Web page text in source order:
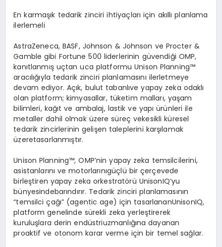
Enkarmaşık tedarik zinciri ihtiyaçları için akıllı planlama
ilerlemeli
AstraZeneca, BASF, Johnson & Johnson ve Procter &
Gamblegibi Fortune 500 liderlerinin güvendiği OMP,
kanıtlanmış uçtanuca platformu Unison Planning™
aracılığıyla tedarik zinciri planlamasını ilerletmeye
devam ediyor. Açık, bulut tabanlıve yapay zeka odaklı
olan platform; kimyasallar, tüketim malları, yaşam
bilimleri, kağıt ve ambalaj, lastik ve yapı ürünleri ile
metaller dahil olmak üzere süreç vekesikli küresel
tedarik zincirlerinin gelişen taleplerini karşılamak
üzeretasarlanmıştır.
Unison Planning™,OMP’nin yapay zeka temsilcilerini,
asistanlarını ve motorlarınıgüçlü bir çerçevede
birleştiren yapay zeka orkestratörü UnisonIQ‘yu
bünyesindebarındırır. Tedarik zinciri planlamasının
“temsilci çağı” (agentic age) için tasarlananUnisonIQ,
platformgenelinde sürekli zeka yerleştirerek
kuruluşlara derin endüstriuzmanlığına dayanan
proaktif ve otonom karar verme için bir temel sağlar.